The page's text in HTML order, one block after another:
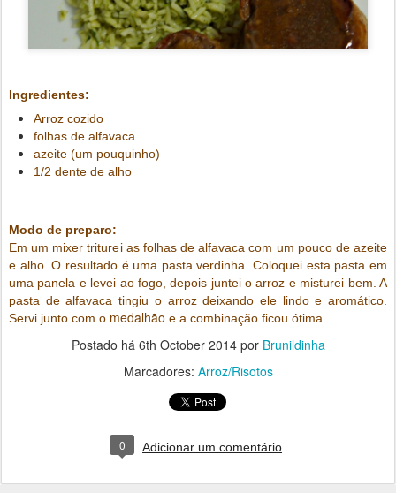
Ingredientes:
Arroz cozido
folhas de alfavaca
azeite (um pouquinho)
1/2 dente de alho
Modo de preparo:
Em um mixer triturei as folhas de alfavaca com um pouco de azeite
e alho. O resultado é uma pasta verdinha. Coloquei esta pasta em
uma panela e levei ao fogo, depois juntei o arroz e misturei bem. A
pasta de alfavaca tingiu o arroz deixando ele lindo e aromático.
Servi junto com o medalhão e a combinação ficou ótima.
Postado há 6th October 2014por Brunildinha
Marcadores: Arroz/Risotos
0 Adicionar um comentário